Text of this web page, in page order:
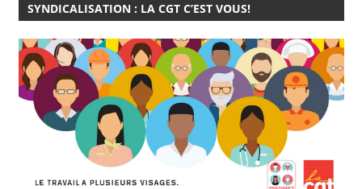
SYNDICALISATION : LA CGT C’EST VOUS!